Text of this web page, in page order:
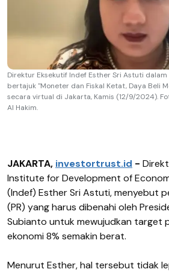
Direktur Eksekutif Indef Esther Sri Astuti dalam
bertajuk "Moneter dan Fiskal Ketat, Daya Beli
secara virtual di Jakarta, Kamis (12/9/2024).
Al Hakim.
JAKARTA, investortrust.id -
Institute for Development of
(Indef) Esther Sri Astuti, menyebut
(PR) yang harus dibenahi oleh
Subianto untuk mewujudkan target
ekonomi 8% semakin berat.
Menurut Esther, hal tersebut tidak